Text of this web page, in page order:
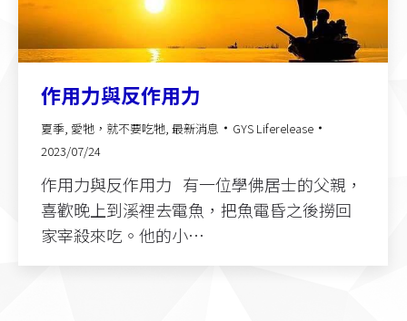
作用力與反作用力
夏季 愛牠，就不要吃牠 最新消息
GYS Liferelease
2023/07/24
作用力與反作用力 有一位學佛居士的父親，
喜歡晚上到溪裡去電魚，把魚電昏之後撈回
家宰殺來吃。他的小…